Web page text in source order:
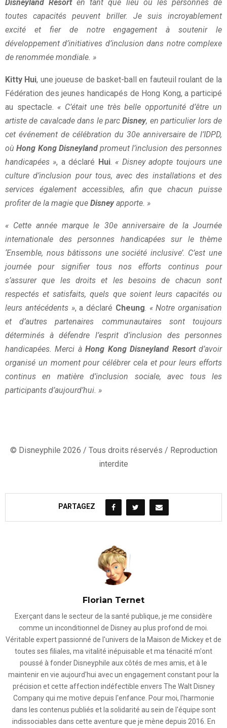
Disneyland Resorten tant que lieu où les personnes de
toutes capacités peuvent briller. Je suis incroyablement
excité et fier de notre engagement à soutenir le
développement d’initiatives d’inclusion dans notre complexe
de renommée mondiale. »
Kitty Hui, une joueuse de basket-ball en fauteuil roulant de la
Fédération des jeunes handicapés de Hong Kong, a participé
au spectacle.
« C’était une très belle opportunité d’être un
artiste de cavalcade dans le parcDisney, en particulier lors de
cet événement de célébration du 30e anniversaire de l’IDPD,
où Hong Kong Disneylandpromeut l’inclusion des personnes
handicapées », a déclaré Hui. « Disney adopte toujours une
culture d’inclusion pour tous, avec des installations et des
services également accessibles, afin que chacun puisse
profiter de la magie que Disneyapporte. »
« Cette année marque le 30e anniversaire de la Journée
internationale des personnes handicapées sur le thème
‘Ensemble, nous bâtissons une société inclusive’. C’est une
journée pour signifier tous nos efforts continus pour
s’assurer que les droits et les besoins de chacun sont
respectés et satisfaits, quels que soient leurs capacités ou
leurs antécédents », a déclaré Cheung « Notre organisation
et d’autres partenaires communautaires sont toujours
déterminés à défendre l’esprit d’inclusion des personnes
handicapées. Merci àHong Kong Disneyland Resortd’avoir
organisé un moment pour célébrer cela et pour leurs efforts
continus en matière d’inclusion sociale, avec tous les
participants d’aujourd’hui. »
© Disneyphile 2026 / Tous droits réservés / Reproduction
interdite
PARTAGEZ
Florian Ternet
Exerçant dans le secteur de la santé publique, je me considère
comme un inconditionnel de Disney au plus profond de moi.
Véritable expert passionné de l'univers de la Maison de Mickey et de
toutes ses filiales, ma vitalité inépuisable et ma ténacité m'ont
poussé à fonder Disneyphile aux côtés de mes amis, et à le
maintenir en vie aujourd'hui avec un engagement constant pour la
précision et cette affection indéfectible envers The Walt Disney
Company qui me motive depuis l'enfance. Pour moi, l'harmonie
dans les contenus publiés et la solidarité au sein de l'équipe sont
indissociables dans cette aventure que je mène depuis 2016. En